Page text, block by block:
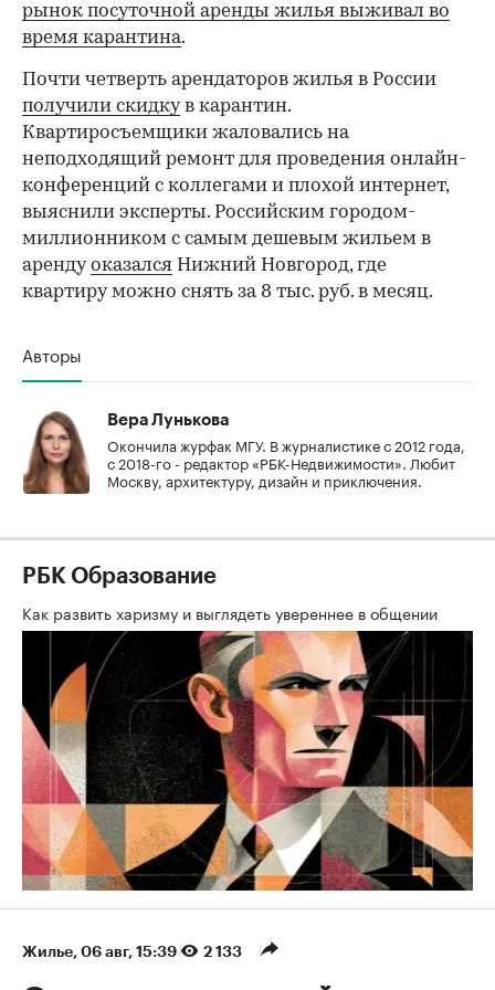
рынок посуточной аренды жилья выживал во
время карантина.
Почти четверть арендаторов жилья в России
получили скидкув карантин.
Квартиросъемщики жаловались на
неподходящий ремонт для проведения онлайн-
конференций с коллегами и плохой интернет,
выяснили эксперты. Российским городом-
миллионником с самым дешевым жильем в
арендуоказался Нижний Новгород, где
квартиру можно снять за 8 тыс. руб. в месяц.
Авторы
Вера Лунькова
Окончила журфак МГУ. В журналистике с 2012 года,
с 2018-го - редактор «РБК-Недвижимости». Любит
Москву, архитектуру, дизайн и приключения.
РБК Образование
Как развить харизму и выглядеть увереннее в общении
Жилье 06 авг, 15:39 2 133